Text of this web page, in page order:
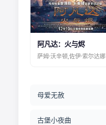
阿凡达：火与烬
萨姆·沃辛顿,佐伊·索尔达娜
母爱无赦
古堡小夜曲